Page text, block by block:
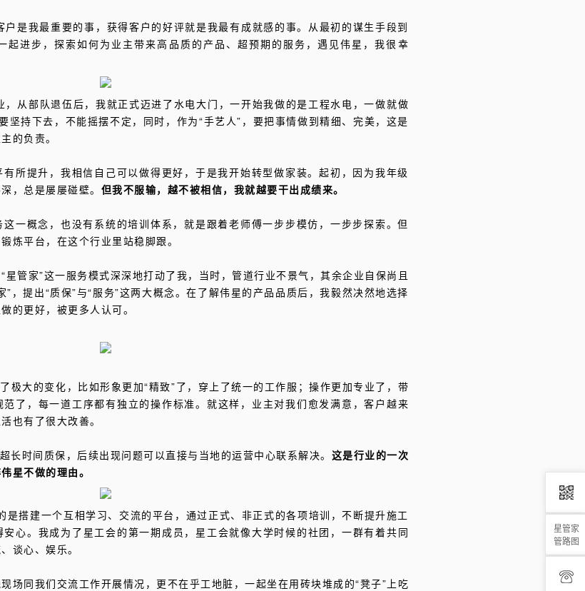
星管家
管路图
是我最重要的事，获得客户的好评就是我最有成就感的事。从最初的谋生手段到
起进步，探索如何为业主带来高品质的产品、超预期的服务，遇见伟星，我很幸
从部队退伍后，我就正式迈进了水电大门，一开始我做的是工程水电，一做就做
坚持下去，不能摇摆不定，同时，作为“手艺人”，要把事情做到精细、完美，这是
的负责。
所提升，我相信自己可以做得更好，于是我开始转型做家装。起初，因为我年级
，总是屡屡碰壁。 但我不服输，越不被相信，我就越要干出成绩来。
一概念，也没有系统的培训体系，就是跟着老师傅一步步模仿，一步步探索。但
炼平台，在这个行业里站稳脚跟。
管家”这一服务模式深深地打动了我，当时，管道行业不景气，其余企业自保尚且
，提出“质保”与“服务”这两大概念。在了解伟星的产品品质后，我毅然决然地选择
的更好，被更多人认可。
极大的变化，比如形象更加“精致”了，穿上了统一的工作服；操作更加专业了，带
了，每一道工序都有独立的操作标准。就这样，业主对我们愈发满意，客户越来
也有了很大改善。
长时间质保，后续出现问题可以直接与当地的运营中心联系解决。 这是行业的一次
星不做的理由。
搭建一个互相学习、交流的平台，通过正式、非正式的各项培训，不断提升施工
心。我成为了星工会的第一期成员，星工会就像大学时候的社团，一群有着共同
谈心、娱乐。
场同我们交流工作开展情况，更不在乎工地脏，一起坐在用砖块堆成的“凳子”上吃